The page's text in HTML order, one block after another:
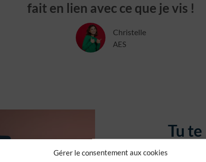
Gérer le consentement aux cookies
fait en lien avec ce que je vis !
Christelle
AES
Tu te